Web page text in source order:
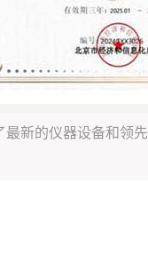
新的仪器设备和领